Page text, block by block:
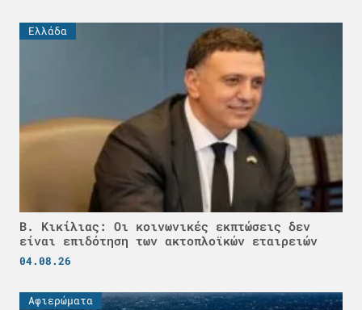
Ελλάδα
Β. Κικίλιας: Οι κοινωνικές εκπτώσεις δεν
είναι επιδότηση των ακτοπλοϊκών εταιρειών
04.08.26
Αφιερώματα